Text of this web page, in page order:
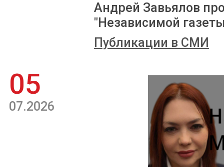
Андрей Завьялов
"Независимой
Публикации в СМИ
05
07.2026